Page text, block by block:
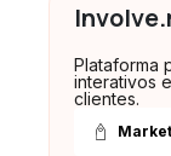
Plataforma
interativos
clientes.